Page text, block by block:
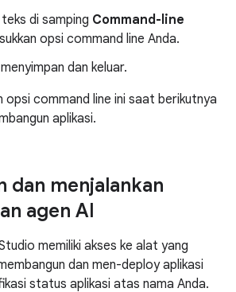
di samping Command-line
opsi command line Anda.
dan keluar.
opsi command line ini saat berikutnya
aplikasi.
dan menjalankan
agen AI
memiliki akses ke alat yang
dan men-deploy aplikasi
status aplikasi atas nama Anda.